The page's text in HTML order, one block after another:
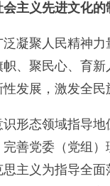
主义先进文化
凝聚人民精神
、聚民心、育
发展，激发全
识形态领域指导
善党委（党组
主义为指导全